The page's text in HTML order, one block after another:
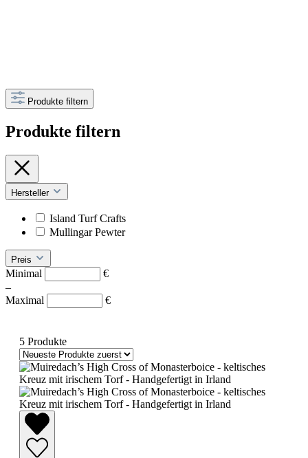
Produkte filtern
Produkte filtern
Hersteller
Island Turf Crafts
Mullingar Pewter
Preis
Minimal
€
–
Maximal
€
5 Produkte